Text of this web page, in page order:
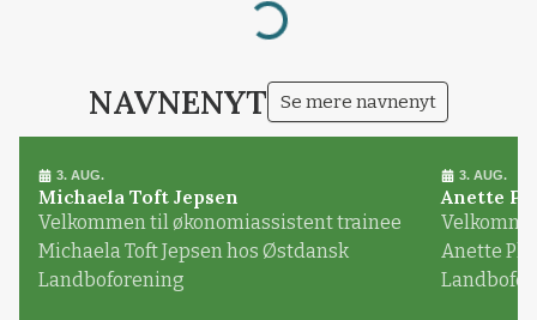
Loading...
NAVNENYT Se mere navnenyt
3. AUG.
Michaela Toft Jepsen
Velkommen til økonomiassistent trainee
Michaela Toft Jepsen hos Østdansk
Landboforening
3. AUG.
Anette
Anette